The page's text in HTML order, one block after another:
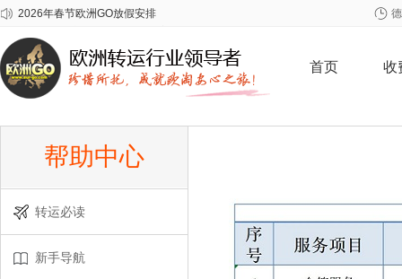
2026年春节欧洲GO放假安排
关于爱他美问题批次奶粉召回事宜
首页 收
帮助中心
转运必读
新手导航